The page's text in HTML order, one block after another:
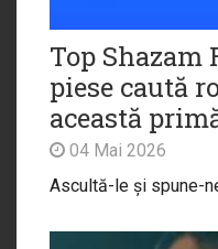
Top Shazam
piese caută
această
04 Mai 2026
Ascultă-le și spune-